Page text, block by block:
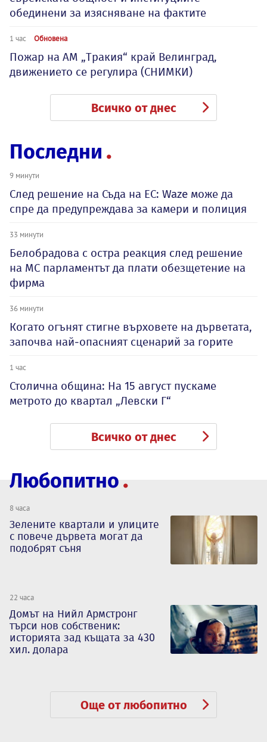
обединени за изясняване на фактите
1 час Обновена
Пожар на АМ „Тракия“ край Велинград,
движението се регулира (СНИМКИ)
Всичко от днес
Последни
9 минути
След решение на Съда на ЕС: Waze може да
спре да предупреждава за камери и полиция
33 минути
Белобрадова с остра реакция след решение
на МС парламентът да плати обезщетение на
фирма
36 минути
Когато огънят стигне върховете на дърветата,
започва най-опасният сценарий за горите
1 час
Столична община: На 15 август пускаме
метрото до квартал „Левски Г“
Всичко от днес
Любопитно
8 часа
Зелените квартали и улиците
с повече дървета могат да
подобрят съня
22 часа
Домът на Нийл Армстронг
търси нов собственик:
историята зад къщата за 430
хил. долара
Още от любопитно